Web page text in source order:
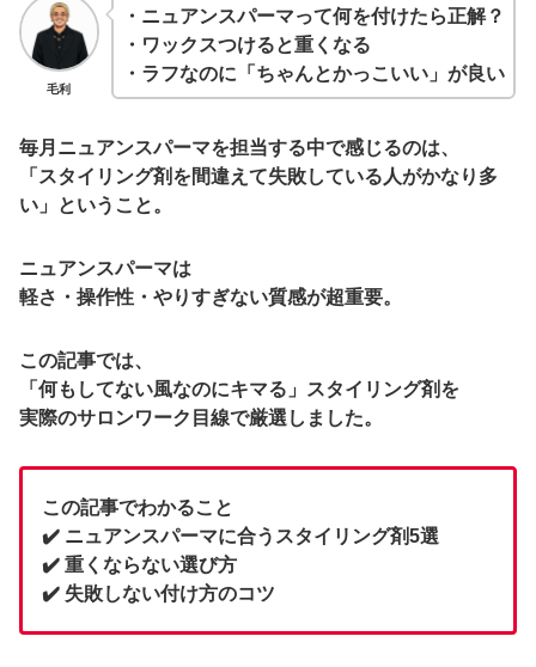
毛利
・ニュアンスパーマって何を付けたら正解？
・ワックスつけると重くなる
・ラフなのに「ちゃんとかっこいい」が良い
毎月ニュアンスパーマを担当する中で感じるのは、
「スタイリング剤を間違えて失敗している人がかなり多
い」
ということ。
ニュアンスパーマは
軽さ・操作性・やりすぎない質感が超重要。
この記事では、
「何もしてない風なのにキマる」
スタイリング剤を
実際のサロンワーク目線で厳選しました。
この記事でわかること
✔️ ニュアンスパーマに合うスタイリング剤5選
✔️ 重くならない選び方
✔️ 失敗しない付け方のコツ